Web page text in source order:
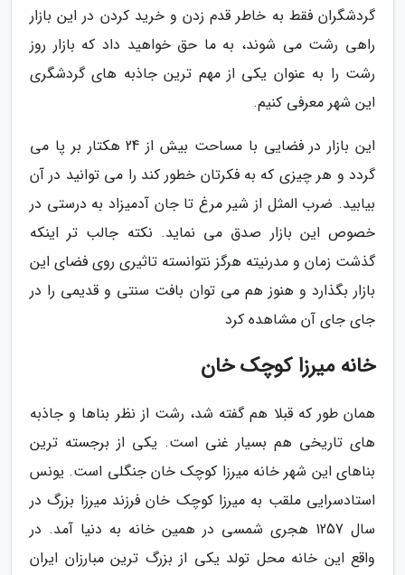
گردشگران فقط به خاطر قدم زدن و خرید کردن در این بازار
راهی رشت می شوند، به ما حق خواهید داد که بازار روز
رشت را به عنوان یکی از مهم ترین جاذبه های گردشگری
این شهر معرفی کنیم.
این بازار در فضایی با مساحت بیش از 24 هکتار بر پا می
گردد و هر چیزی که به فکرتان خطور کند را می توانید در آن
بیابید. ضرب المثل از شیر مرغ تا جان آدمیزاد به درستی در
خصوص این بازار صدق می نماید. نکته جالب تر اینکه
گذشت زمان و مدرنیته هرگز نتوانسته تاثیری روی فضای این
بازار بگذارد و هنوز هم می توان بافت سنتی و قدیمی را در
جای جای آن مشاهده کرد
خانه میرزا کوچک خان
همان طور که قبلا هم گفته شد، رشت از نظر بناها و جاذبه
های تاریخی هم بسیار غنی است. یکی از برجسته ترین
بناهای این شهر خانه میرزا کوچک خان جنگلی است. یونس
استادسرایی ملقب به میرزا کوچک خان فرزند میرزا بزرگ در
سال 1257 هجری شمسی در همین خانه به دنیا آمد. در
واقع این خانه محل تولد یکی از بزرگ ترین مبارزان ایران